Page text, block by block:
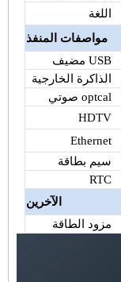
اللغة
مواصفات المنفذ
مضيف USB
الذاكرة الخارجية
optcal
HDTV
Ethernet
سيم بطاقة
RTC
الآخرين
مزود الطاقة